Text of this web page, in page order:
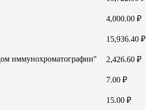
4,000.00 ₽
15,936.40 ₽
иммунохроматографии"
2,426.60 ₽
7.00 ₽
15.00 ₽